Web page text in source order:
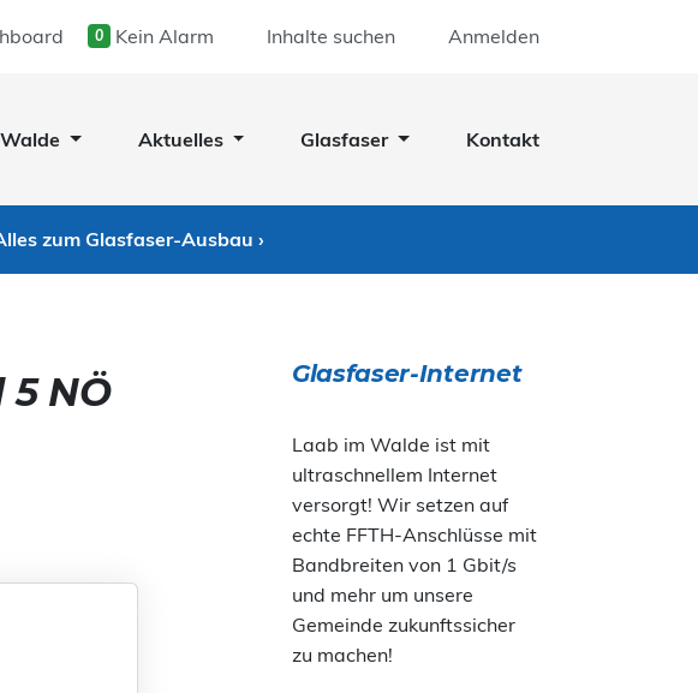
0 Kein Alarm Inhalte suchen Anmelden
Aktuelles Glasfaser Kontakt
zum Glasfaser-Ausbau ›
5 NÖ
Glasfaser-Internet
Laab im Walde ist mit
ultraschnellem Internet
versorgt! Wir setzen auf
echte FFTH-Anschlüsse mit
Bandbreiten von 1 Gbit/s
und mehr um unsere
Gemeinde zukunftssicher
zu machen!